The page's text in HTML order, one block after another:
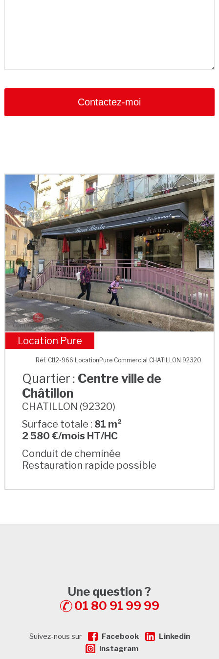
Contactez-moi
Centre ville de Châtillon
Location Pure
Réf. CI12-966 LocationPure Commercial CHATILLON 92320
Quartier : Centre ville de
Châtillon
CHATILLON (92320)
Surface totale : 81 m²
2 580 €/mois HT/HC
Conduit de cheminée
Restauration rapide possible
Une question ?
01 80 91 99 99
Suivez-nous sur Facebook
Linkedin
Instagram